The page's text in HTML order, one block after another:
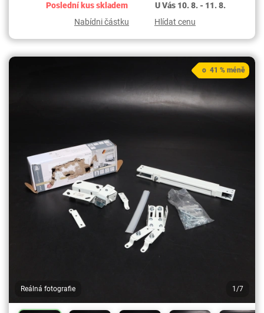
Poslední kus skladem
U Vás 10. 8. - 11. 8.
Nabídni částku
Hlídat cenu
Reálná fotografie 1/7
o 41 % méně